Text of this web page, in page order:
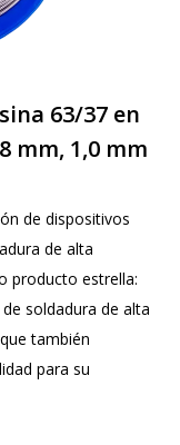
63/37 en
mm, 1,0 mm
de dispositivos
de alta
producto estrella:
soldadura de alta
también
para su